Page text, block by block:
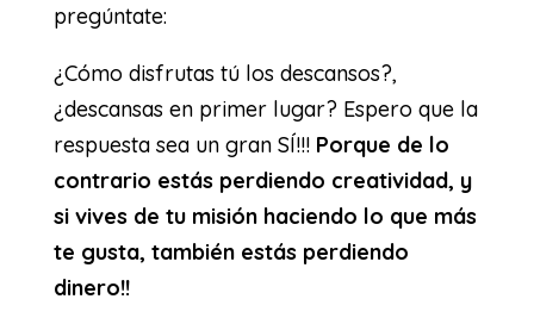
pregúntate:
¿Cómo disfrutas tú los descansos?,
¿descansas en primer lugar? Espero que la
respuesta sea un gran SÍ!!! Porque de lo
contrario estás perdiendo creatividad, y
si vives de tu misión haciendo lo que más
te gusta, también estás perdiendo
dinero!!